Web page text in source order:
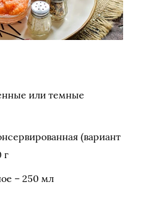
или темные
(вариант
г
– 250 мл